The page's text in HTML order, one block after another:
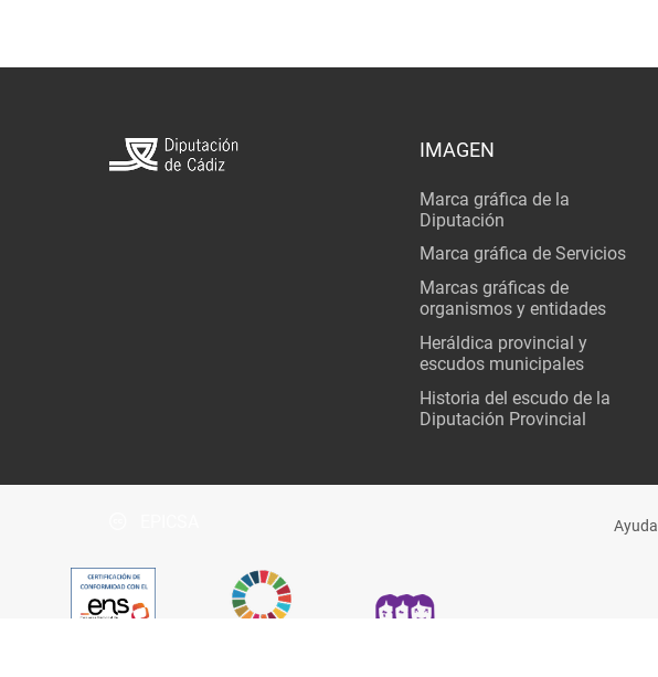
IMAGEN
Marca gráfica de la
Diputación
Marca gráfica de Servicios
Marcas gráficas de
organismos y entidades
Heráldica provincial y
escudos municipales
Historia del escudo de la
Diputación Provincial
Ayuda